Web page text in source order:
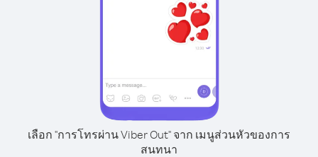
เลือก "การโทรผ่าน Viber Out" จาก เมนูส่วนหัวของการ
สนทนา